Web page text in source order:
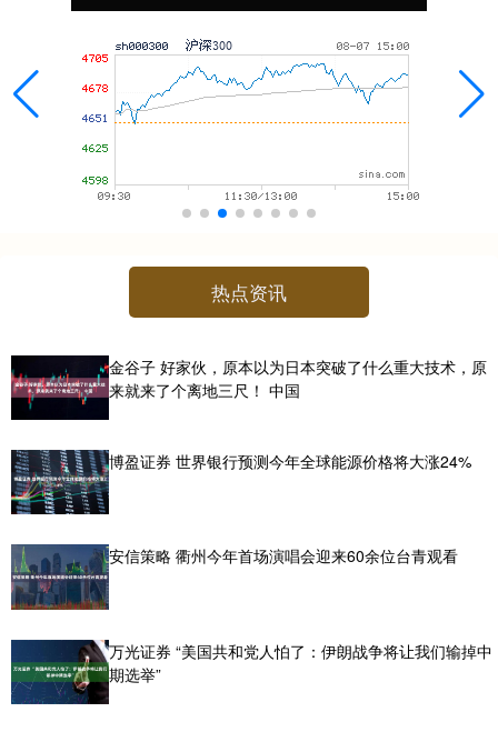
热点资讯
金谷子 好家伙，原本以为日本突破了什么重大技术，原
来就来了个离地三尺！ 中国
博盈证券 世界银行预测今年全球能源价格将大涨24%
安信策略 衢州今年首场演唱会迎来60余位台青观看
万光证券 “美国共和党人怕了：伊朗战争将让我们输掉中
期选举”